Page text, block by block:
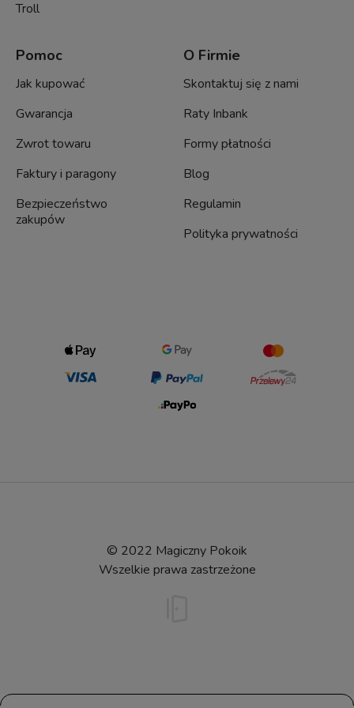
Troll
Pomoc
Jak kupować
Gwarancja
Zwrot towaru
Faktury i paragony
Bezpieczeństwo
zakupów
O Firmie
Skontaktuj się z nami
Raty Inbank
Formy płatności
Blog
Regulamin
Polityka prywatności
© 2022 Magiczny Pokoik
Wszelkie prawa zastrzeżone